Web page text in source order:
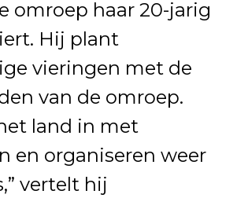
omroep haar 20-jarig
Hij plant
vieringen met de
van de omroep.
land in met
en organiseren weer
vertelt hij